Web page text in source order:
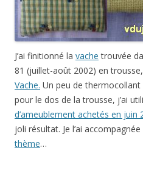
J’ai finitionné la vache trouvée
81 (juillet-août 2002) en
Vache. Un peu de
pour le dos de la trousse, j’ai
d’ameublement achetés en juin
joli résultat. Je l’ai accompagnée
thème…